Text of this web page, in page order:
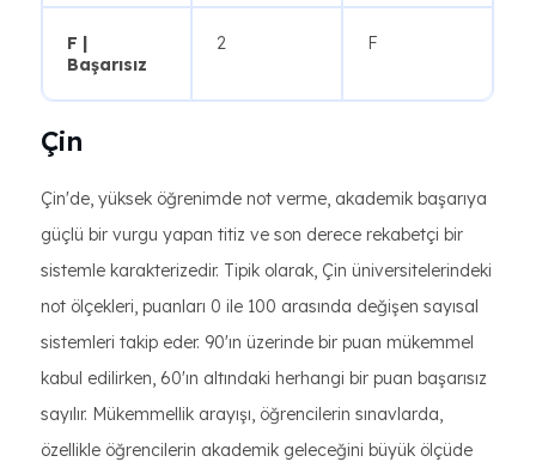
F |
Başarısız
2 F
Çin
Çin'de, yüksek öğrenimde not verme, akademik başarıya
güçlü bir vurgu yapan titiz ve son derece rekabetçi bir
sistemle karakterizedir. Tipik olarak, Çin üniversitelerindeki
not ölçekleri, puanları 0 ile 100 arasında değişen sayısal
sistemleri takip eder. 90'ın üzerinde bir puan mükemmel
kabul edilirken, 60'ın altındaki herhangi bir puan başarısız
sayılır. Mükemmellik arayışı, öğrencilerin sınavlarda,
özellikle öğrencilerin akademik geleceğini büyük ölçüde